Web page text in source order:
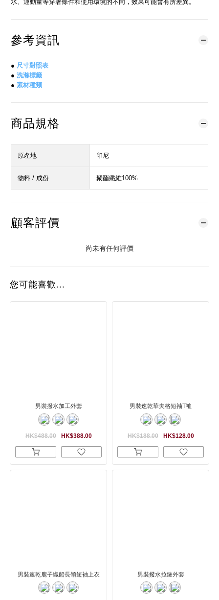
水、運動量等穿著條件和使用環境的不同，效果可能會有所差異。
參考資訊
● 尺寸對照表
● 洗滌標籤
● 素材種類
商品規格
原產地 印尼
物料 / 成份 聚酯纖維100%
顧客評價
尚未有任何評價
您可能喜歡...
男裝撥水加工外套
HK$388.00
HK$488.00
男裝速乾華夫格短袖T裇
HK$128.00
HK$188.00
男裝速乾鹿子織船長領短袖上衣 男裝撥水拉鏈外套